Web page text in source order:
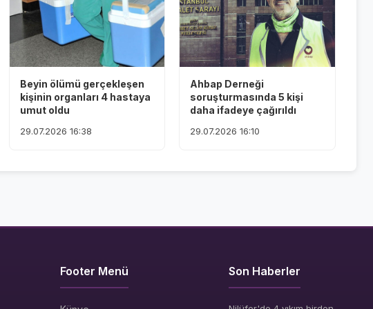
Beyin ölümü gerçekleşen
kişinin organları 4 hastaya
umut oldu
29.07.2026 16:38
Ahbap Derneği
soruşturmasında 5 kişi
daha ifadeye çağırıldı
29.07.2026 16:10
Footer Menü Son Haberler